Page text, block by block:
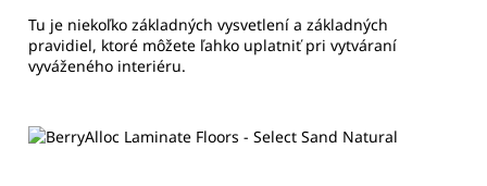
Tu je niekoľko základných vysvetlení a základných
pravidiel, ktoré môžete ľahko uplatniť pri vytváraní
vyváženého interiéru.